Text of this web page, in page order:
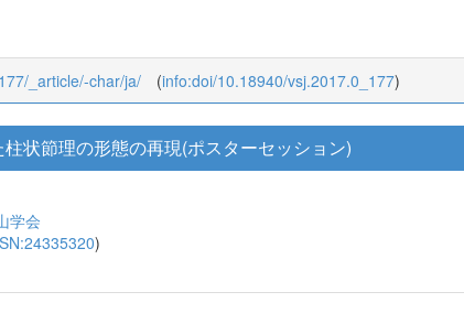
_article/-char/ja/ (info:doi/10.18940/vsj.2017.0_177)
状節理の形態の再現(ポスターセッション)
学会
)